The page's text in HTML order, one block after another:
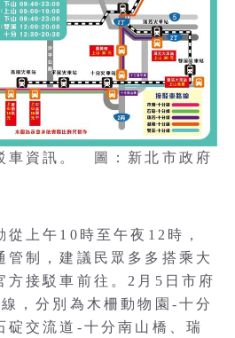
車資訊。 圖：新北市政府
從上午10時至午夜12時，
管制，建議民眾多多搭乘大
方接駁車前往。2月5日市府
，分別為木柵動物園-十分
碇交流道-十分南山橋、瑞